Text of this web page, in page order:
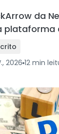
da
plataforma
2026 12 min